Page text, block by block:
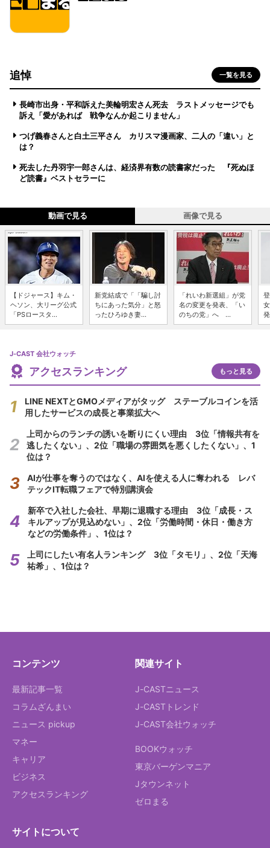
追悼 一覧を見る
長崎市出身・平和訴えた美輪明宏さん死去 ラストメッセージでも
訴え「愛があれば 戦争なんか起こりません」
つげ義春さんと白土三平さん カリスマ漫画家、二人の「違い」と
は？
死去した丹羽宇一郎さんは、経済界有数の読書家だった 『死ぬほ
ど読書』ベストセラーに
動画で見る 画像で見る
【ドジャース】キム・
ヘソン、大リーグ公式
「PSロースタ...
新党結成で「「騙し討
ちにあった気分」と怒
ったひろゆき妻...
「れいわ新選組」が党
名の変更を発表、「い
のちの党」へ ...
J-CAST 会社ウォッチ
アクセスランキング もっと見る
LINE NEXTとGMOメディアがタッグ ステーブルコインを活
用したサービスの成長と事業拡大へ
上司からのランチの誘いを断りにくい理由 3位「情報共有を
逃したくない」、2位「職場の雰囲気を悪くしたくない」、1
位は？
AIが仕事を奪うのではなく、AIを使える人に奪われる レバ
テックIT転職フェアで特別講演会
新卒で入社した会社、早期に退職する理由 3位「成長・ス
キルアップが見込めない」、2位「労働時間・休日・働き方
などの労働条件」、1位は？
上司にしたい有名人ランキング 3位「タモリ」、2位「天海
祐希」、1位は？
コンテンツ
最新記事一覧
コラムざんまい
ニュース pickup
マネー
キャリア
ビジネス
アクセスランキング
関連サイト
J-CASTニュース
J-CASTトレンド
J-CAST会社ウォッチ
BOOKウォッチ
東京バーゲンマニア
Jタウンネット
ゼロまる
サイトについて